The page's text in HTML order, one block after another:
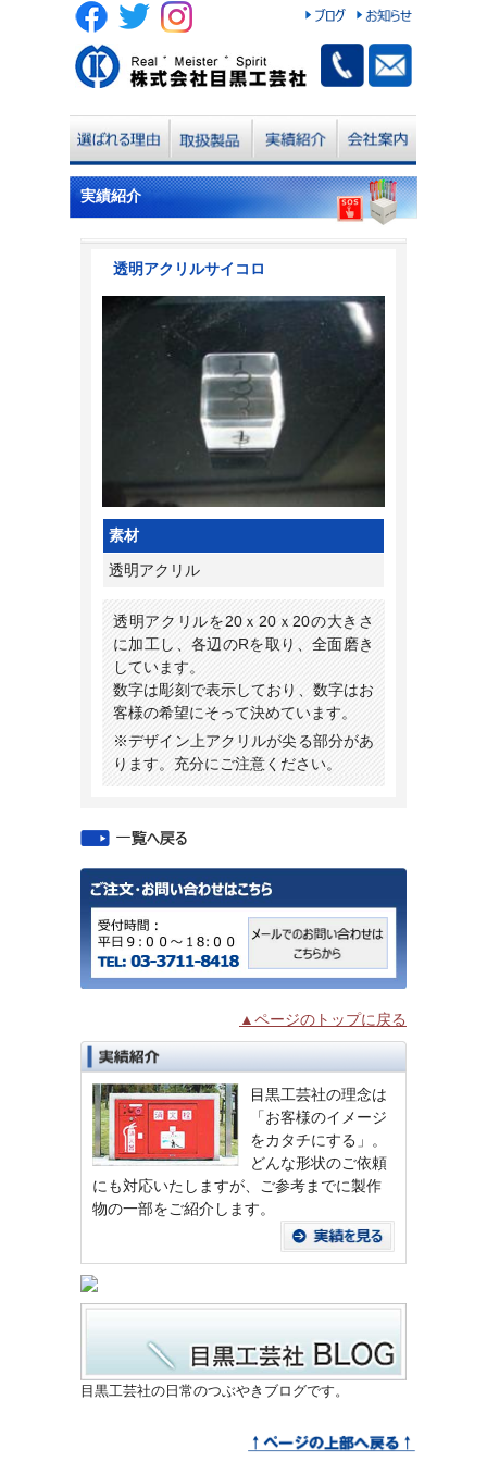
実績紹介
透明アクリルサイコロ
素材
透明アクリル
透明アクリルを20ｘ20ｘ20の大きさ
に加工し、各辺のRを取り、全面磨き
しています。
数字は彫刻で表示しており、数字はお
客様の希望にそって決めています。
※デザイン上アクリルが尖る部分があ
ります。充分にご注意ください。
▲ページのトップに戻る
目黒工芸社の理念は
「お客様のイメージ
をカタチにする」。
どんな形状のご依頼
にも対応いたしますが、ご参考までに製作
物の一部をご紹介します。
目黒工芸社の日常のつぶやきブログです。